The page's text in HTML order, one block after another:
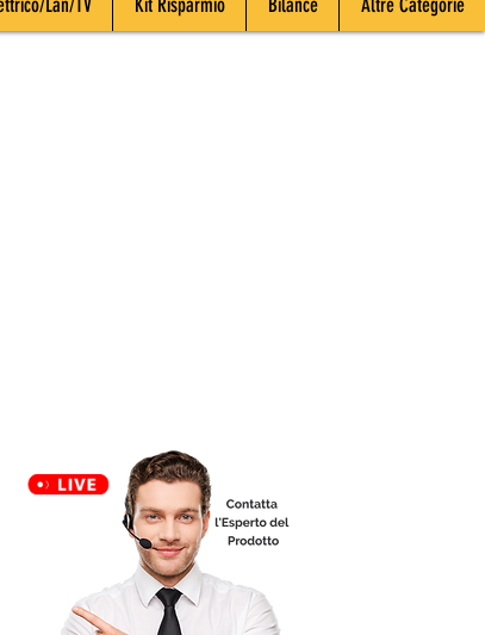
Lan/TV Kit Risparmio Bilance Altre Categorie